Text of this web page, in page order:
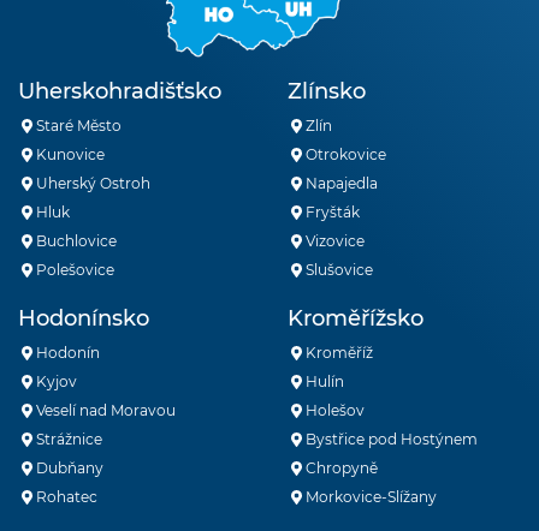
Uherskohradišťsko
Staré Město
Kunovice
Uherský Ostroh
Hluk
Buchlovice
Polešovice
Zlínsko
Zlín
Otrokovice
Napajedla
Fryšták
Vizovice
Slušovice
Hodonínsko
Hodonín
Kyjov
Veselí nad Moravou
Strážnice
Dubňany
Rohatec
Kroměřížsko
Kroměříž
Hulín
Holešov
Bystřice pod Hostýnem
Chropyně
Morkovice-Slížany